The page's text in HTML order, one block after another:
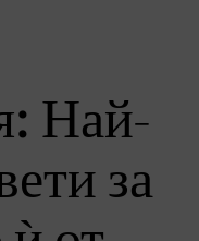
Най-
за